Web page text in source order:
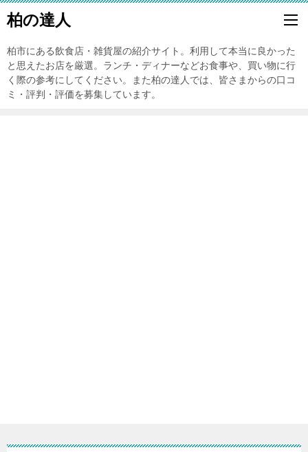
柏の達人
柏市にある飲食店・雑貨屋の紹介サイト。利用して本当に良かった
と思えたお店を厳選。ランチ・ディナーなどお食事や、買い物に行
く際の参考にしてください。また柏の達人では、皆さまからの口コ
ミ・評判・評価を募集しています。